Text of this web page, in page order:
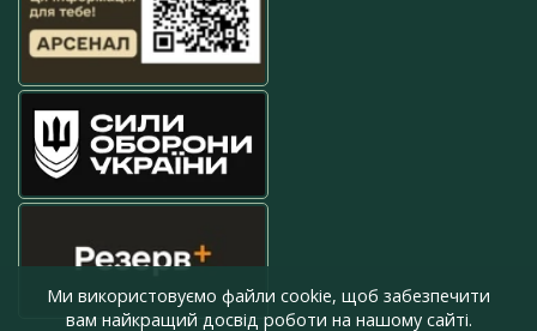
Ми використовуємо файли cookie, щоб забезпечити
вам найкращий досвід роботи на нашому сайті.